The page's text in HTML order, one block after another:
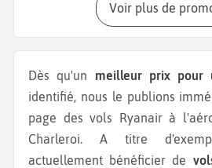
Voir plus de
Dès qu'un meilleur prix pour
identifié, nous le publions
page des vols Ryanair à
Charleroi. A titre
actuellement bénéficier de